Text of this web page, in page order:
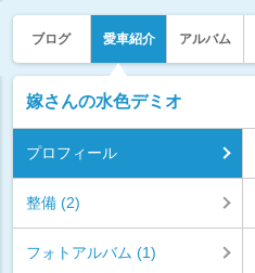
ブログ 愛車紹介 アルバム
嫁さんの水色デミオ
プロフィール
整備 (2)
フォトアルバム (1)